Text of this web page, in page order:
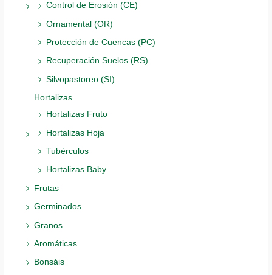
Control de Erosión (CE)
Ornamental (OR)
Protección de Cuencas (PC)
Recuperación Suelos (RS)
Silvopastoreo (SI)
Hortalizas
Hortalizas Fruto
Hortalizas Hoja
Tubérculos
Hortalizas Baby
Frutas
Germinados
Granos
Aromáticas
Bonsáis